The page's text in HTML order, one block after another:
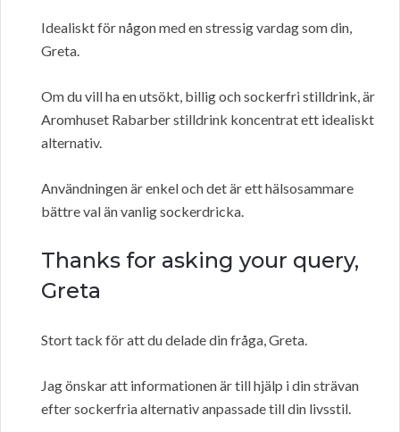
Idealiskt för någon med en stressig vardag som din,
Greta.
Om du vill ha en utsökt, billig och sockerfri stilldrink, är
Aromhuset Rabarber stilldrink koncentrat ett idealiskt
alternativ.
Användningen är enkel och det är ett hälsosammare
bättre val än vanlig sockerdricka.
Thanks for asking your query,
Greta
Stort tack för att du delade din fråga, Greta.
Jag önskar att informationen är till hjälp i din strävan
efter sockerfria alternativ anpassade till din livsstil.